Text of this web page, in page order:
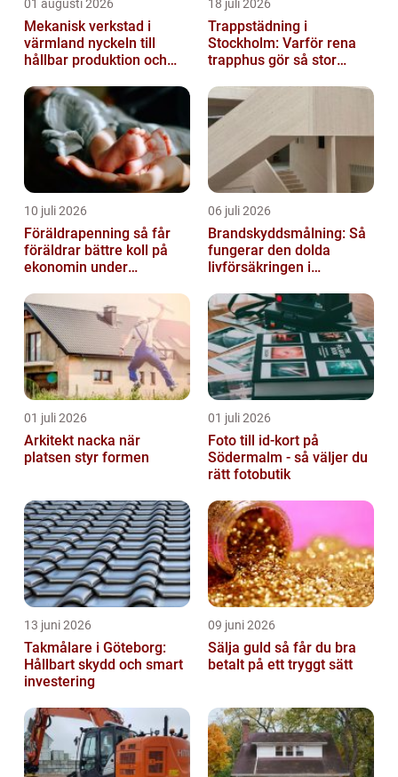
01 augusti 2026
Mekanisk verkstad i
värmland nyckeln till
hållbar produktion och
18 juli 2026
Trappstädning i
Stockholm: Varför rena
trapphus gör så stor
10 juli 2026
Föräldrapenning så får
föräldrar bättre koll på
ekonomin under
06 juli 2026
Brandskyddsmålning: Så
fungerar den dolda
livförsäkringen i
01 juli 2026
Arkitekt nacka när
platsen styr formen
01 juli 2026
Foto till id-kort på
Södermalm - så väljer du
rätt fotobutik
13 juni 2026
Takmålare i Göteborg:
Hållbart skydd och smart
investering
09 juni 2026
Sälja guld så får du bra
betalt på ett tryggt sätt